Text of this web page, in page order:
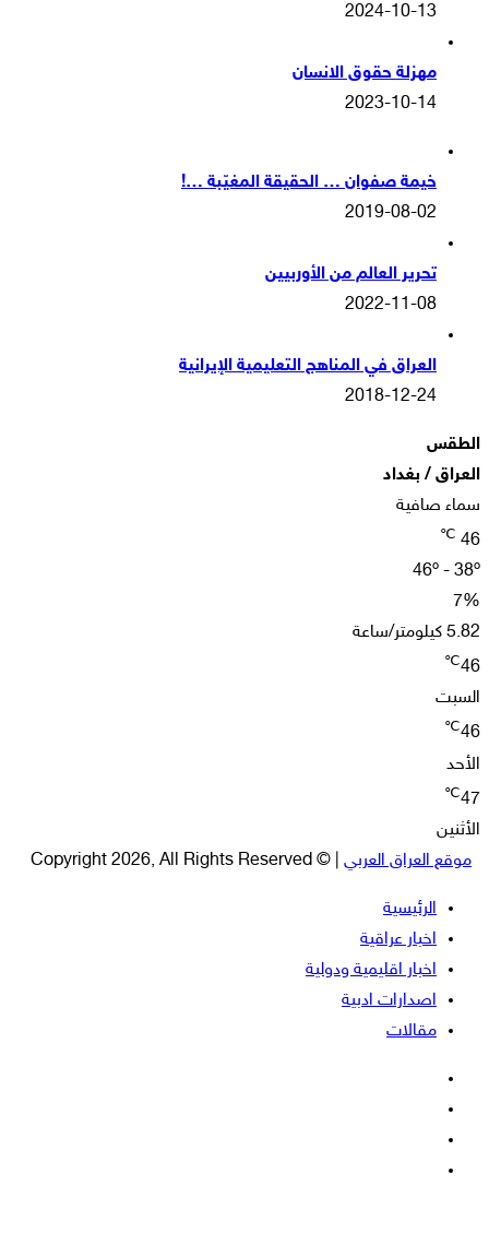
2024-10-13
مهزلة حقوق الانسان
2023-10-14
خيمة صفوان … الحقيقة المغيّبة …!
2019-08-02
تحرير العالم من الأوربيين
2022-11-08
العراق في المناهج التعليمية الإيرانية
2018-12-24
الطقس
العراق / بغداد
سماء صافية
46
℃
46º - 38º
7%
5.82 كيلومتر/ساعة
46
℃
السبت
46
℃
الأحد
47
℃
الأثنين
موقع العراق العربي | © Copyright 2026, All Rights Reserved
الرئيسية
اخبار عراقية
اخبار اقليمية ودولية
اصدارات ادبية
مقالات